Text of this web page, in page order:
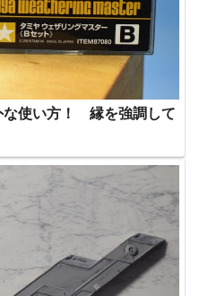
な使い方！ 縁を強調して